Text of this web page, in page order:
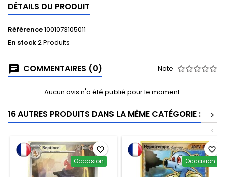
DÉTAILS DU PRODUIT
Référence1001073105011
En stock2 Produits
COMMENTAIRES (0) Note
Aucun avis n'a été publié pour le moment.
16 AUTRES PRODUITS DANS LA MÊME CATÉGORIE :
>
<
Occasion
favorite_border
Occasion
favorite_border